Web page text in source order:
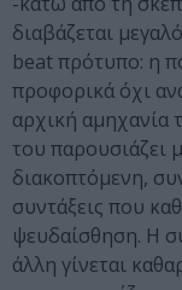
διαβάζεται
beat πρότυπο: η
προφορικά όχι
αρχική
του παρουσιάζει
διακοπτόμενη,
συντάξεις που
ψευδαίσθηση. Η
άλλη γίνεται